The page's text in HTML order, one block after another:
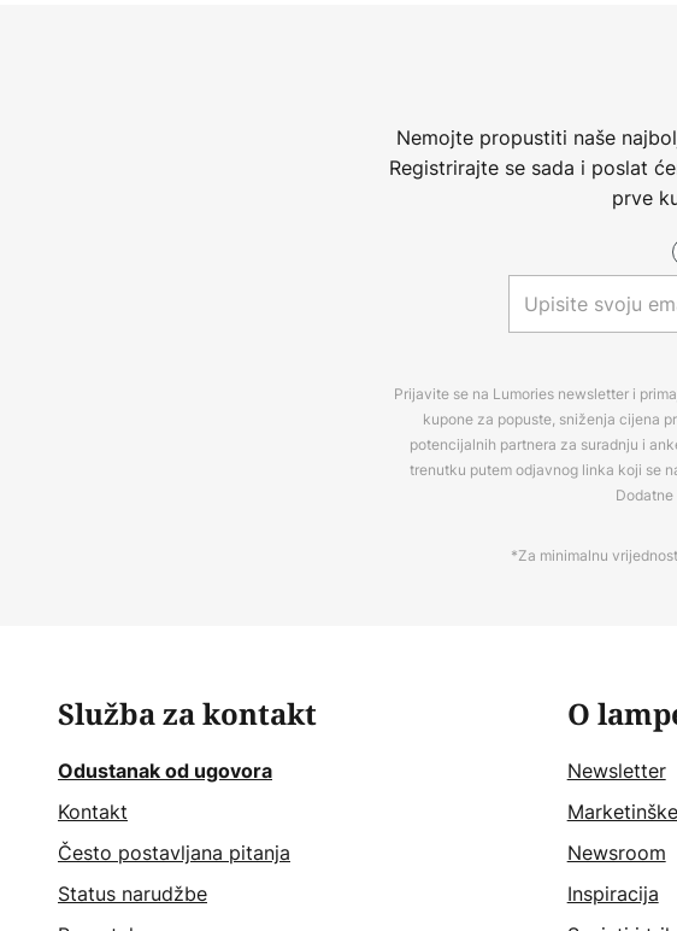
Nemojte propustiti naše
Registrirajte se sada i poslat
prve
Prijavite se na Lumories newsletter i
kupone za popuste, sniženja cijena
potencijalnih partnera za suradnju i
trenutku putem odjavnog linka koji se
*Za minimalnu
Služba za kontakt
Odustanak od ugovora
Kontakt
Često postavljana pitanja
Status narudžbe
O
Newsletter
Newsroom
Inspiracija